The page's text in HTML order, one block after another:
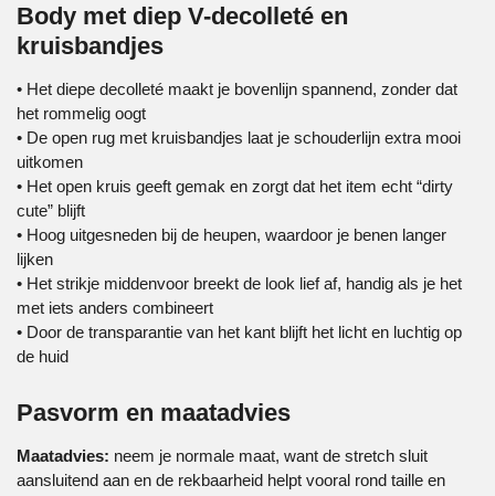
Body met diep V-decolleté en
kruisbandjes
• Het diepe decolleté maakt je bovenlijn spannend, zonder dat
het rommelig oogt
• De open rug met kruisbandjes laat je schouderlijn extra mooi
uitkomen
• Het open kruis geeft gemak en zorgt dat het item echt “dirty
cute” blijft
• Hoog uitgesneden bij de heupen, waardoor je benen langer
lijken
• Het strikje middenvoor breekt de look lief af, handig als je het
met iets anders combineert
• Door de transparantie van het kant blijft het licht en luchtig op
de huid
Pasvorm en maatadvies
Maatadvies: neem je normale maat, want de stretch sluit
aansluitend aan en de rekbaarheid helpt vooral rond taille en